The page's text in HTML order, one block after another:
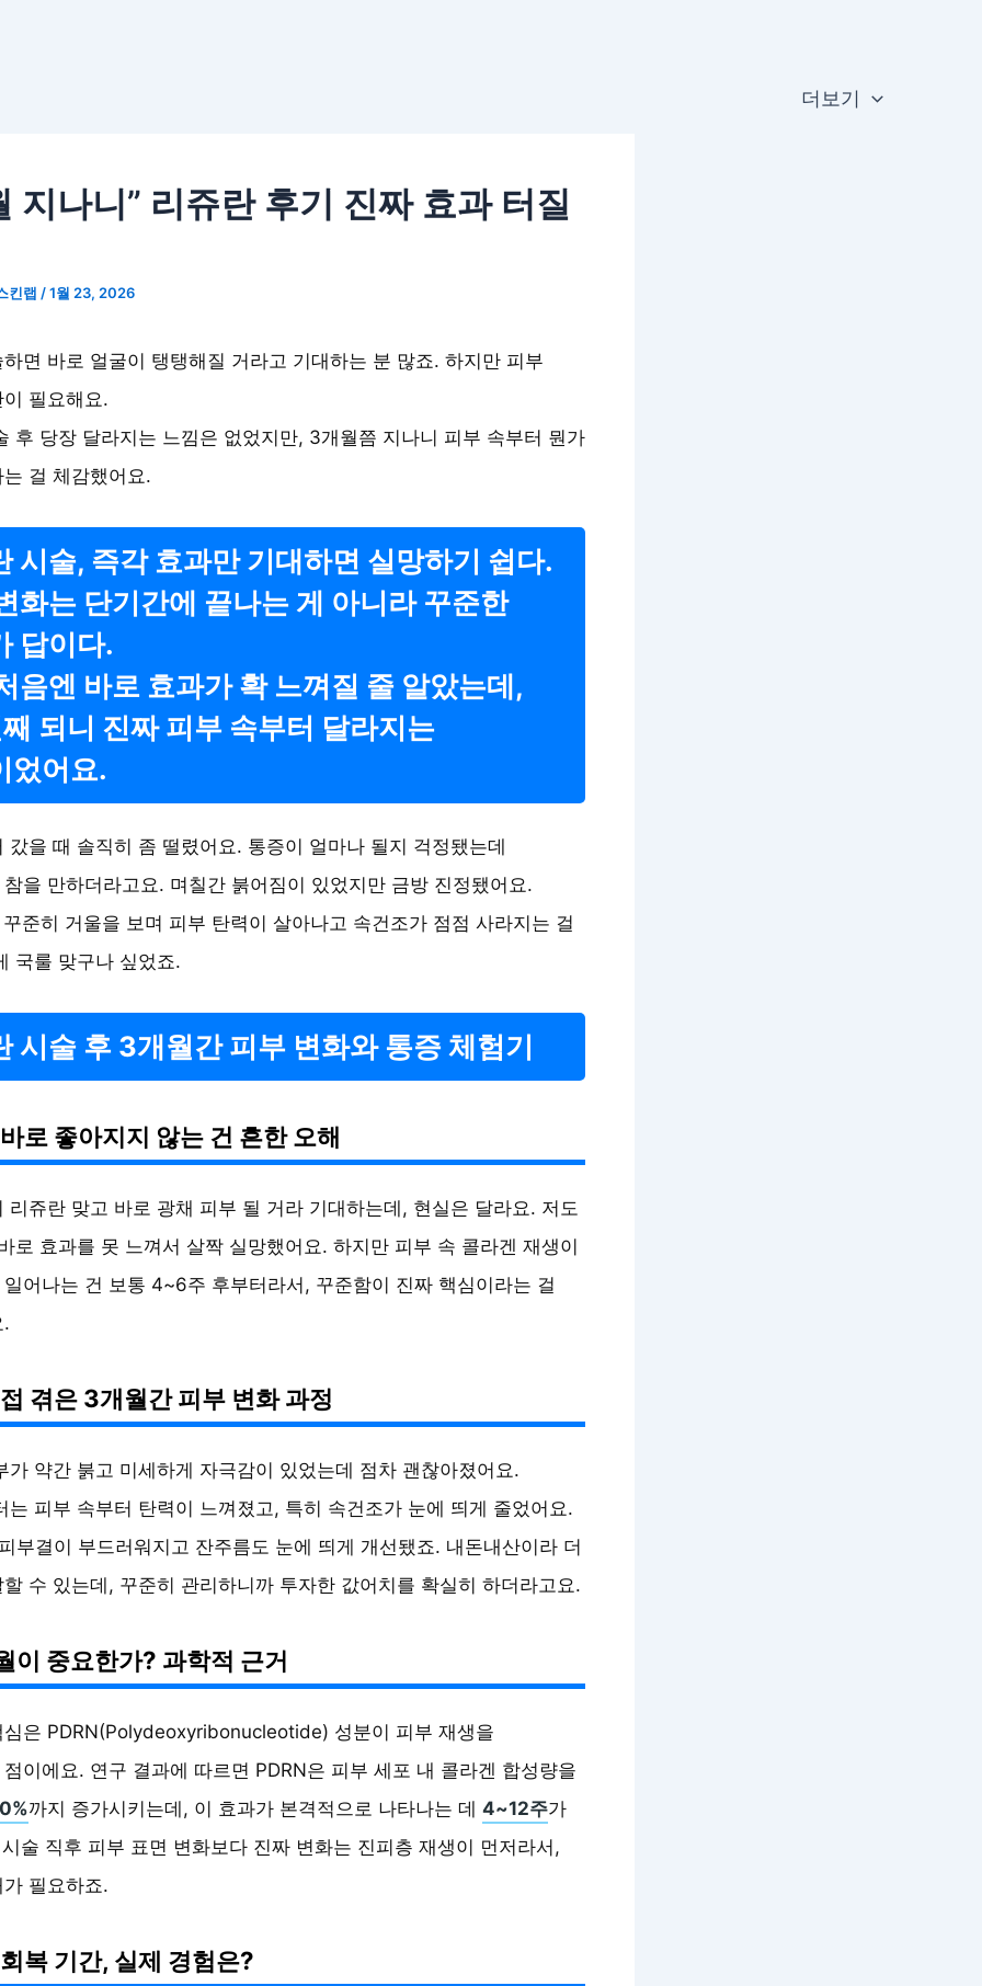
더보기
지나니” 리쥬란 후기 진짜 효과 터질
킨랩 /1월 23, 2026
면 바로 얼굴이 탱탱해질 거라고 기대하는 분 많죠. 하지만 피부
필요해요.
후 당장 달라지는 느낌은 없었지만, 3개월쯤 지나니 피부 속부터 뭔가
걸 체감했어요.
시술, 즉각 효과만 기대하면 실망하기 쉽다.
화는 단기간에 끝나는 게 아니라 꾸준한
답이다.
음엔 바로 효과가 확 느껴질 줄 알았는데,
되니 진짜 피부 속부터 달라지는
었어요.
갔을 때 솔직히 좀 떨렸어요. 통증이 얼마나 될지 걱정됐는데
을 만하더라고요. 며칠간 붉어짐이 있었지만 금방 진정됐어요.
준히 거울을 보며 피부 탄력이 살아나고 속건조가 점점 사라지는 걸
국룰 맞구나 싶었죠.
시술 후 3개월간 피부 변화와 통증 체험기
로 좋아지지 않는 건 흔한 오해
리쥬란 맞고 바로 광채 피부 될 거라 기대하는데, 현실은 달라요. 저도
로 효과를 못 느껴서 살짝 실망했어요. 하지만 피부 속 콜라겐 재생이
어나는 건 보통 4~6주 후부터라서, 꾸준함이 진짜 핵심이라는 걸
.
겪은 3개월간 피부 변화 과정
가 약간 붉고 미세하게 자극감이 있었는데 점차 괜찮아졌어요.
는 피부 속부터 탄력이 느껴졌고, 특히 속건조가 눈에 띄게 줄었어요.
부결이 부드러워지고 잔주름도 눈에 띄게 개선됐죠. 내돈내산이라 더
수 있는데, 꾸준히 관리하니까 투자한 값어치를 확실히 하더라고요.
이 중요한가? 과학적 근거
심은 PDRN(Polydeoxyribonucleotide) 성분이 피부 재생을
이에요. 연구 결과에 따르면 PDRN은 피부 세포 내 콜라겐 합성량을
까지 증가시키는데, 이 효과가 본격적으로 나타나는 데 4~12주가
술 직후 피부 표면 변화보다 진짜 변화는 진피층 재생이 먼저라서,
필요하죠.
복 기간, 실제 경험은?